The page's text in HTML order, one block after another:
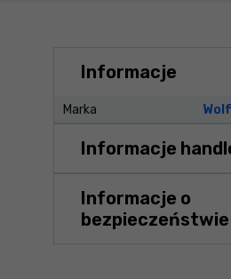
Informacje
Marka
Informacje
Informacje o
bezpieczeństwie